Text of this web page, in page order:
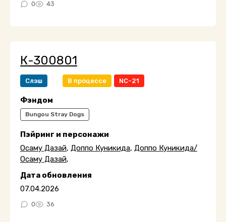
0 43
К-300801
Слэш В процессе NC-21
Фэндом
Bungou Stray Dogs
Пэйринг и персонажи
Осаму Дазай, Доппо Куникида, Доппо Куникида/
Осаму Дазай,
Дата обновления
07.04.2026
0 36